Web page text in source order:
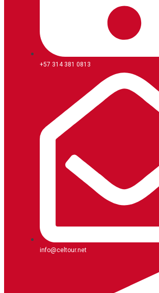
+57 314 381 0813
info@celtour.net